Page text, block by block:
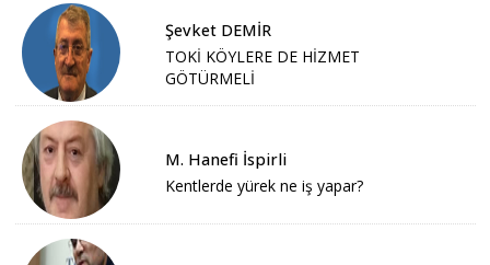
Şevket DEMİR
TOKİ KÖYLERE DE HİZMET
GÖTÜRMELİ
M. Hanefi İspirli
Kentlerde yürek ne iş yapar?